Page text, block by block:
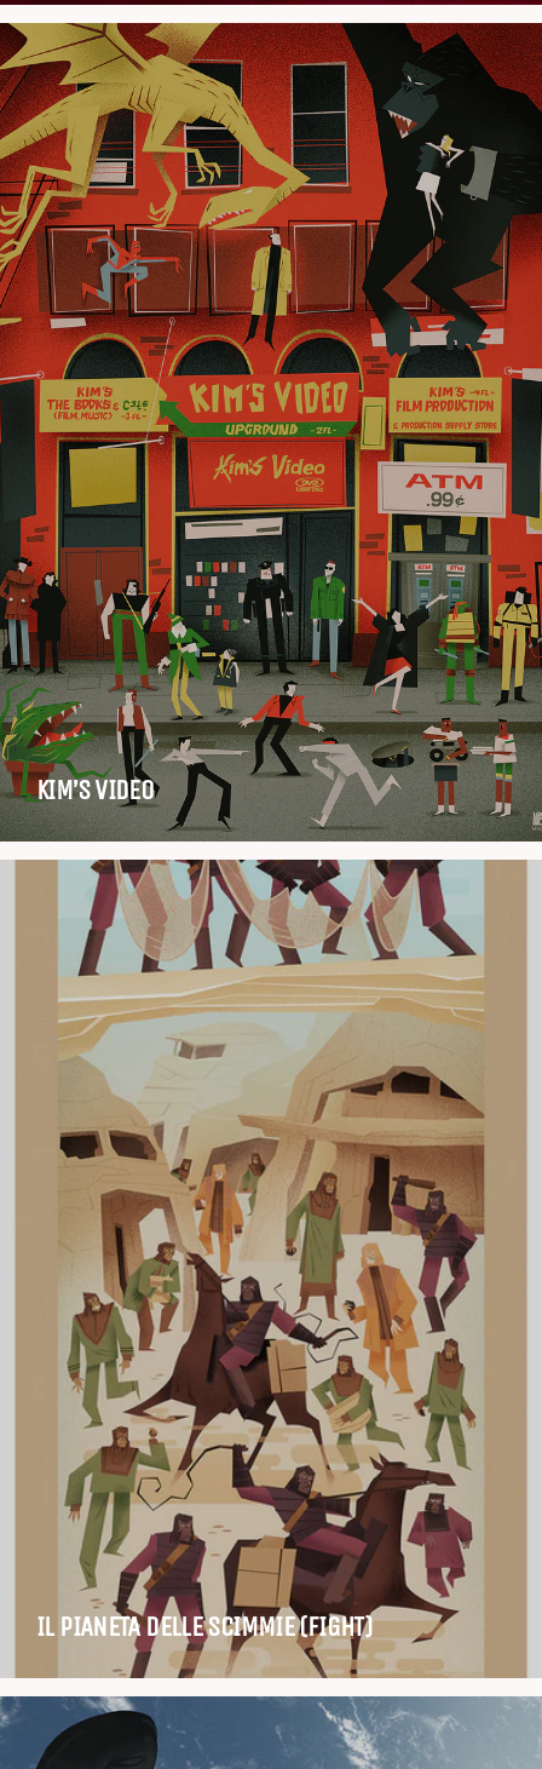
KIM’S VIDEO
IL PIANETA DELLE SCIMMIE (FIGHT)